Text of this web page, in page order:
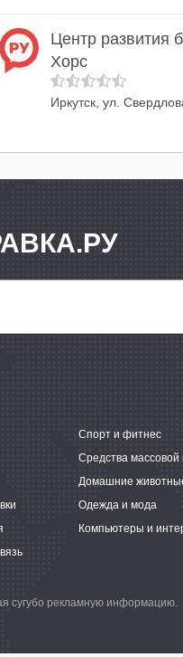
Центр развития
Хорс
Иркутск, ул.
Спорт и фитнес
Средства
Домашние
Одежда и мода
Компьютеры и
сугубо рекламную информацию.